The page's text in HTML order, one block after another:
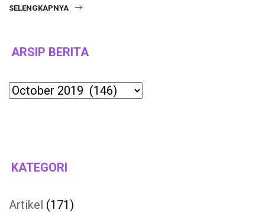
SELENGKAPNYA
ARSIP BERITA
Archives
KATEGORI
Artikel (171)